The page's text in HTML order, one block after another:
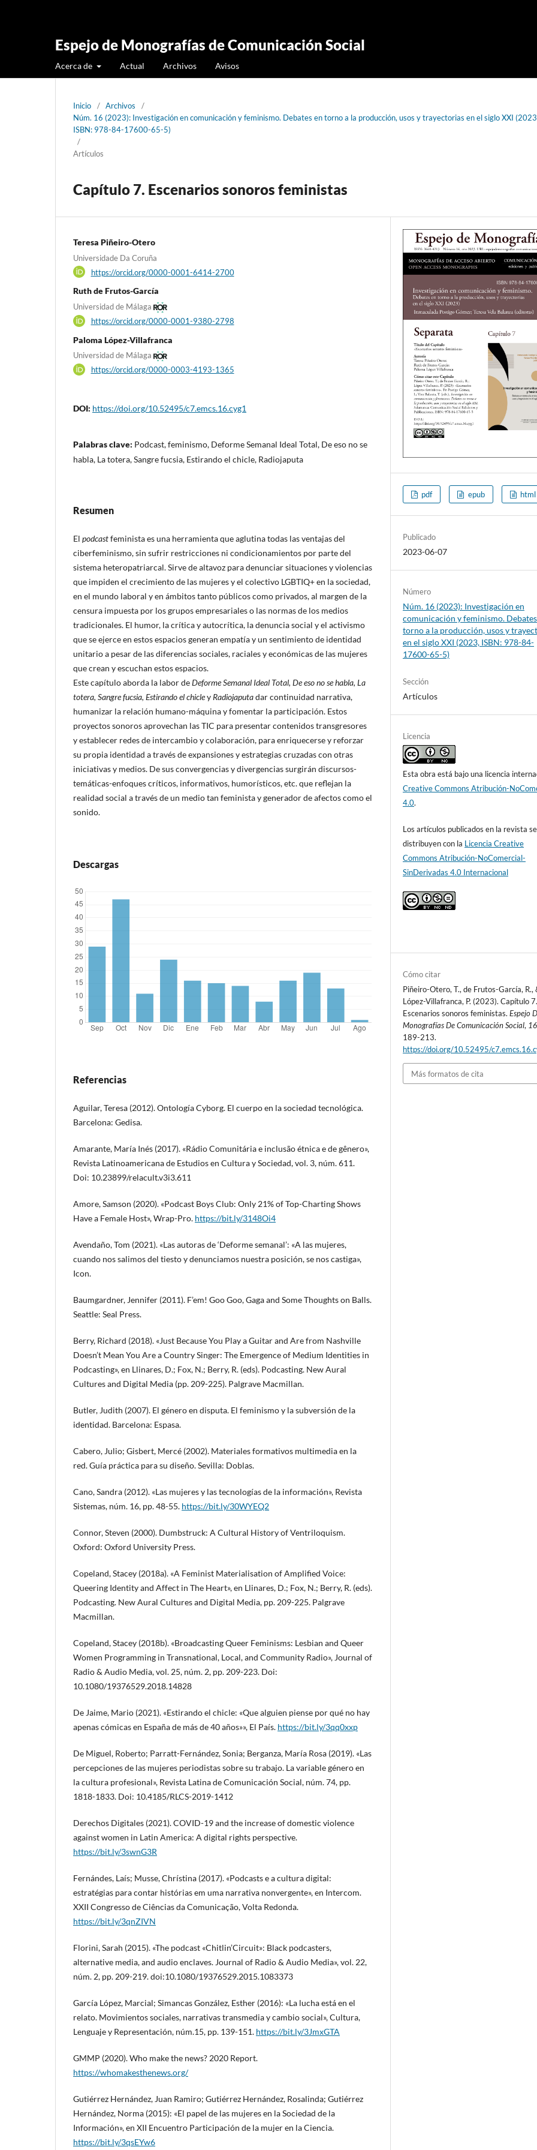
Espejo de Monografías de Comunicación Social
Acerca de Actual Archivos Avisos
Inicio / Archivos
/
Núm. 16 (2023): Investigación en comunicación y feminismo. Debates en torno a la producción, usos y trayectorias en el siglo XXI
ISBN: 978-84-17600-65-5)
/
Artículos
Capítulo 7. Escenarios sonoros feministas
Teresa Piñeiro-Otero
Universidade Da Coruña
https://orcid.org/0000-0001-6414-2700
Ruth de Frutos-García
Universidad de Málaga
https://orcid.org/0000-0001-9380-2798
Paloma López-Villafranca
Universidad de Málaga
https://orcid.org/0000-0003-4193-1365
DOI: https://doi.org/10.52495/c7.emcs.16.cyg1
Palabras clave: Podcast, feminismo, Deforme Semanal Ideal Total, De eso no se
habla, La totera, Sangre fucsia, Estirando el chicle, Radiojaputa
Resumen
El podcastfeminista es una herramienta que aglutina todas las ventajas del
ciberfeminismo, sin sufrir restricciones ni condicionamientos por parte del
sistema heteropatriarcal. Sirve de altavoz para denunciar situaciones y violencias
que impiden el crecimiento de las mujeres y el colectivo LGBTIQ+ en la sociedad,
en el mundo laboral y en ámbitos tanto públicos como privados, al margen de la
censura impuesta por los grupos empresariales o las normas de los medios
tradicionales. El humor, la crítica y autocrítica, la denuncia social y el activismo
que se ejerce en estos espacios generan empatía y un sentimiento de identidad
unitario a pesar de las diferencias sociales, raciales y económicas de las mujeres
que crean y escuchan estos espacios.
Este capítulo aborda la labor deDeforme Semanal Ideal Total, De eso no se habla, La
totera, Sangre fucsia, Estirando el chicley Radiojaputadar continuidad narrativa,
humanizar la relación humano-máquina y fomentar la participación. Estos
proyectos sonoros aprovechan las TIC para presentar contenidos transgresores
y establecer redes de intercambio y colaboración, para enriquecerse y reforzar
su propia identidad a través de expansiones y estrategias cruzadas con otras
iniciativas y medios. De sus convergencias y divergencias surgirán discursos-
temáticas-enfoques críticos, informativos, humorísticos, etc. que reflejan la
realidad social a través de un medio tan feminista y generador de afectos como el
sonido.
Descargas
Referencias
Aguilar, Teresa (2012). Ontología Cyborg. El cuerpo en la sociedad tecnológica.
Barcelona: Gedisa.
Amarante, María Inés (2017). «Rádio Comunitária e inclusão étnica e de gênero»,
Revista Latinoamericana de Estudios en Cultura y Sociedad, vol. 3, núm. 611.
Doi: 10.23899/relacult.v3i3.611
Amore, Samson (2020). «Podcast Boys Club: Only 21% of Top-Charting Shows
Have a Female Host», Wrap-Pro. https://bit.ly/3148Oi4
Avendaño, Tom (2021). «Las autoras de ‘Deforme semanal’: «A las mujeres,
cuando nos salimos del tiesto y denunciamos nuestra posición, se nos castiga»,
Icon.
Baumgardner, Jennifer (2011). F’em! Goo Goo, Gaga and Some Thoughts on Balls.
Seattle: Seal Press.
Berry, Richard (2018). «Just Because You Play a Guitar and Are from Nashville
Doesn’t Mean You Are a Country Singer: The Emergence of Medium Identities in
Podcasting», en Llinares, D.; Fox, N.; Berry, R. (eds). Podcasting. New Aural
Cultures and Digital Media (pp. 209-225). Palgrave Macmillan.
Butler, Judith (2007). El género en disputa. El feminismo y la subversión de la
identidad. Barcelona: Espasa.
Cabero, Julio; Gisbert, Mercé (2002). Materiales formativos multimedia en la
red. Guía práctica para su diseño. Sevilla: Doblas.
Cano, Sandra (2012). «Las mujeres y las tecnologías de la información», Revista
Sistemas, núm. 16, pp. 48-55. https://bit.ly/30WYEQ2
Connor, Steven (2000). Dumbstruck: A Cultural History of Ventriloquism.
Oxford: Oxford University Press.
Copeland, Stacey (2018a). «A Feminist Materialisation of Amplified Voice:
Queering Identity and Affect in The Heart», en Llinares, D.; Fox, N.; Berry, R. (eds).
Podcasting. New Aural Cultures and Digital Media, pp. 209-225. Palgrave
Macmillan.
Copeland, Stacey (2018b). «Broadcasting Queer Feminisms: Lesbian and Queer
Women Programming in Transnational, Local, and Community Radio», Journal of
Radio & Audio Media, vol. 25, núm. 2, pp. 209-223. Doi:
10.1080/19376529.2018.14828
De Jaime, Mario (2021). «Estirando el chicle: «Que alguien piense por qué no hay
apenas cómicas en España de más de 40 años»», El País. https://bit.ly/3qq0xxp
De Miguel, Roberto; Parratt-Fernández, Sonia; Berganza, María Rosa (2019). «Las
percepciones de las mujeres periodistas sobre su trabajo. La variable género en
la cultura profesional», Revista Latina de Comunicación Social, núm. 74, pp.
1818-1833. Doi: 10.4185/RLCS-2019-1412
Derechos Digitales (2021). COVID-19 and the increase of domestic violence
against women in Latin America: A digital rights perspective.
https://bit.ly/3swnG3R
Fernándes, Laís; Musse, Chrístina (2017). «Podcasts e a cultura digital:
estratégias para contar histórias em uma narrativa nonvergente», en Intercom.
XXII Congresso de Ciências da Comunicação, Volta Redonda.
https://bit.ly/3qnZIVN
Florini, Sarah (2015). «The podcast «Chitlin’Circuit»: Black podcasters,
alternative media, and audio enclaves. Journal of Radio & Audio Media», vol. 22,
núm. 2, pp. 209-219. doi:10.1080/19376529.2015.1083373
García López, Marcial; Simancas González, Esther (2016): «La lucha está en el
relato. Movimientos sociales, narrativas transmedia y cambio social», Cultura,
Lenguaje y Representación, núm.15, pp. 139-151. https://bit.ly/3JmxGTA
GMMP (2020). Who make the news? 2020 Report.
https://whomakesthenews.org/
Gutiérrez Hernández, Juan Ramiro; Gutiérrez Hernández, Rosalinda; Gutiérrez
Hernández, Norma (2015): «El papel de las mujeres en la Sociedad de la
Información», en XII Encuentro Participación de la mujer en la Ciencia.
https://bit.ly/3qsEYw6
pdf epub html
Publicado
2023-06-07
Número
Núm. 16 (2023): Investigación en
comunicación y feminismo.
torno a la producción, usos y
en el siglo XXI (2023, ISBN: 978-84-
17600-65-5)
Sección
Artículos
Licencia
Esta obra está bajo una licencia
Creative Commons Atribución-
4.0.
Los artículos publicados en la revista se
distribuyen con la Licencia Creative
Commons Atribución-NoComercial-
SinDerivadas 4.0 Internacional
Cómo citar
Piñeiro-Otero, T., de Frutos-García, R.,
López-Villafranca, P. (2023). Capítulo 7.
Escenarios sonoros feministas.Espejo
Monografías De Comunicación Social,
189-213.
https://doi.org/10.52495/
Más formatos de cita